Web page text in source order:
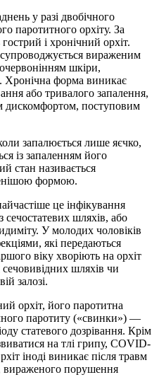
у разі двобічного
паротитного орхіту. За
і хронічний орхіт.
вираженим
шкіри,
Хронічна форма виникає
або тривалого запалення,
дискомфортом, поступовим
запалюється лише яєчко,
із запаленням його
стан називається
формою.
це інфікування
шляхів, або
У молодих чоловіків
які передаються
віку хворіють на орхіт
сечовивідних шляхів чи
залозі.
орхіт, його паротитна
паротиту («свинки») —
статевого дозрівання. Крім
на тлі грипу, COVID-
іноді виникає після травм
вираженого порушення